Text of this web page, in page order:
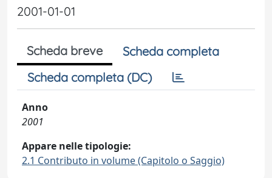
2001-01-01
Scheda breve
Scheda completa
Scheda completa (DC)
Anno
2001
Appare nelle tipologie:
2.1 Contributo in volume (Capitolo o Saggio)